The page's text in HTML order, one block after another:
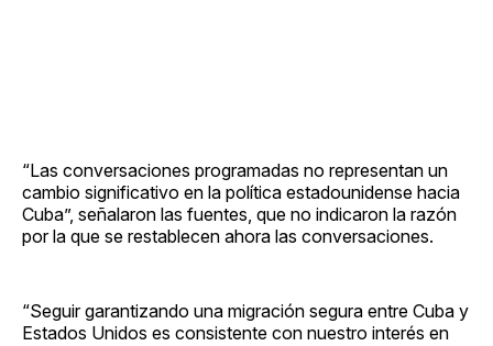
“Las conversaciones programadas no representan un
cambio significativo en la política estadounidense hacia
Cuba”, señalaron las fuentes, que no indicaron la razón
por la que se restablecen ahora las conversaciones.
“Seguir garantizando una migración segura entre Cuba y
Estados Unidos es consistente con nuestro interés en